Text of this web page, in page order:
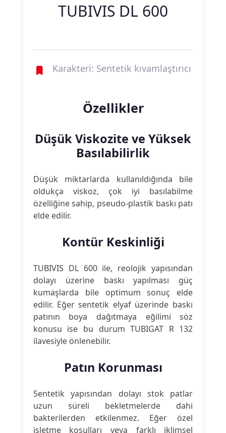
TUBIVIS DL 600
Karakteri: Sentetik kıvamlaştırıcı
Özellikler
Düşük Viskozite ve Yüksek
Basılabilirlik
Düşük miktarlarda kullanıldığında bile
oldukça viskoz, çok iyi basılabilme
özelliğine sahip, pseudo-plastik baskı patı
elde edilir.
Kontür Keskinliği
TUBIVIS DL 600 ile, reolojik yapısından
dolayı üzerine baskı yapılması güç
kumaşlarda bile optimum sonuç elde
edilir. Eğer sentetik elyaf üzerinde baskı
patının boya dağıtmaya eğilimi söz
konusu ise bu durum TUBIGAT R 132
ilavesiyle önlenebilir.
Patın Korunması
Sentetik yapısından dolayı stok patlar
uzun süreli bekletmelerde dahi
bakterilerden etkilenmez. Eğer özel
işletme koşulları veya farklı iklimsel